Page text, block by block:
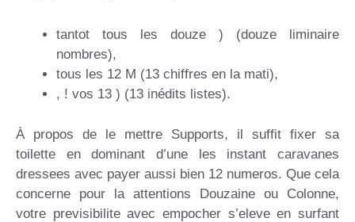
tantot tous les douze ) (douze liminaire
nombres),
tous les 12 M (13 chiffres en la mati),
, ! vos 13 ) (13 inédits listes).
À propos de le mettre Supports, il suffit fixer sa
toilette en dominant d’une les instant caravanes
dressees avec payer aussi bien 12 numeros. Que cela
concerne pour la attentions Douzaine ou Colonne,
votre previsibilite avec empocher s’eleve en surfant